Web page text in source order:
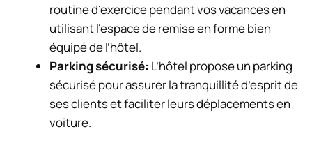
routine d’exercice pendant vos vacances en
utilisant l’espace de remise en forme bien
équipé de l’hôtel.
Parking sécurisé: L’hôtel propose un parking
sécurisé pour assurer la tranquillité d’esprit de
ses clients et faciliter leurs déplacements en
voiture.